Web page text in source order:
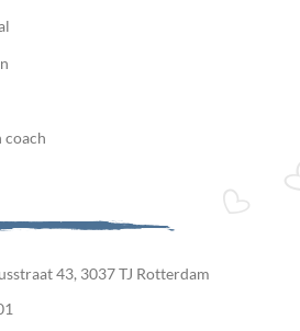
coach
43, 3037 TJ Rotterdam